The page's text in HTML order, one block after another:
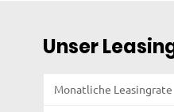
Unser
Monatliche Leasingrate